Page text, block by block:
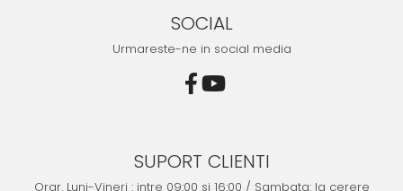
SOCIAL
Urmareste-ne in social media
SUPORT CLIENTI
Orar. Luni-Vineri : intre 09:00 si 16:00 / Sambata: la cerere